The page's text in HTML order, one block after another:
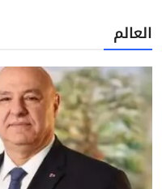
العالم